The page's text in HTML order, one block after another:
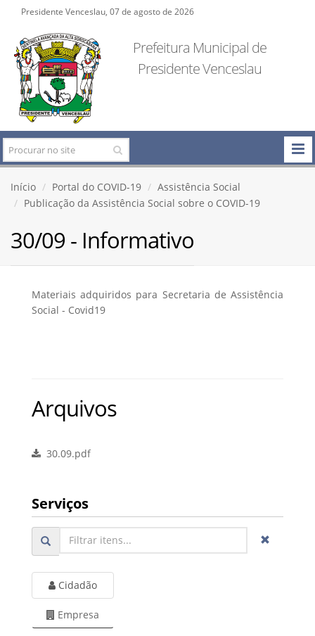
Presidente Venceslau, 07 de agosto de 2026
Prefeitura Municipal de
Presidente Venceslau
Início Portal do COVID-19
Assistência Social
Publicação da Assistência Social sobre o COVID-19
30/09 - Informativo
Materiais adquiridos para Secretaria de Assistência
Social - Covid19
Arquivos
30.09.pdf
Serviços
Cidadão
Empresa